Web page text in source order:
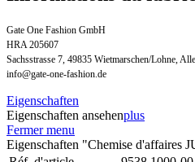
Gate One Fashion GmbH
HRA 205607
Sachsstrasse 7, 49835 Wietmarschen/Lohne,
info@gate-one-fashion.de
Eigenschaften
Eigenschaften ansehenplus
Fermer menu
Eigenschaften "Chemise d'affaires